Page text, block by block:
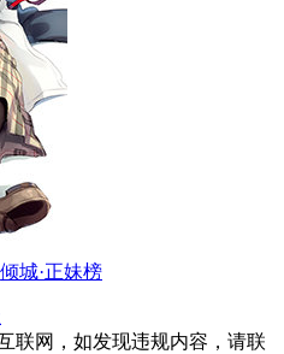
倾城·正妹榜
联网，如发现违规内容，请联